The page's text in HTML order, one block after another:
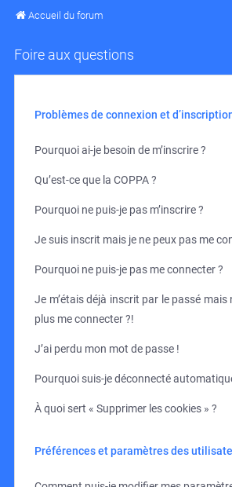
Accueil du forum
Foire aux questions
Problèmes de connexion et
Pourquoi ai-je besoin de m’inscrire ?
Qu’est-ce que la COPPA ?
Pourquoi ne puis-je pas m’inscrire ?
Je suis inscrit mais je ne peux pas me
Pourquoi ne puis-je pas me connecter ?
Je m’étais déjà inscrit par le passé mais
plus me connecter ?!
J’ai perdu mon mot de passe !
Pourquoi suis-je déconnecté
À quoi sert « Supprimer les cookies » ?
Préférences et paramètres des